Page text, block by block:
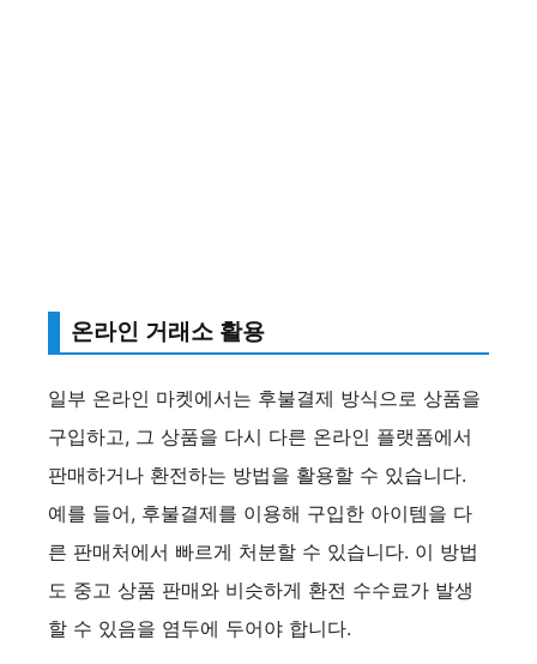
온라인 거래소 활용
일부 온라인 마켓에서는 후불결제 방식으로 상품을
구입하고, 그 상품을 다시 다른 온라인 플랫폼에서
판매하거나 환전하는 방법을 활용할 수 있습니다.
예를 들어, 후불결제를 이용해 구입한 아이템을 다
른 판매처에서 빠르게 처분할 수 있습니다. 이 방법
도 중고 상품 판매와 비슷하게 환전 수수료가 발생
할 수 있음을 염두에 두어야 합니다.